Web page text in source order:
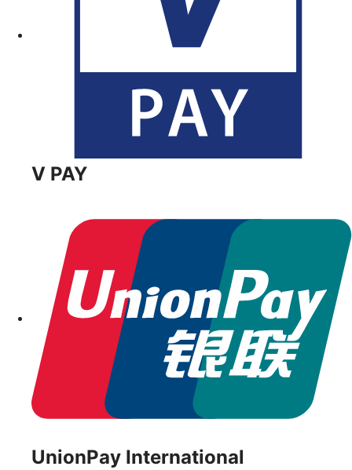
V PAY
UnionPay International